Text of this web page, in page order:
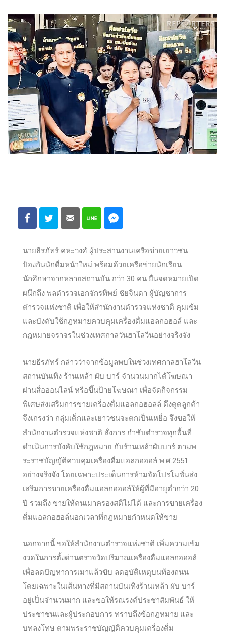
นายธีรภัทร์ คหะวงศ์ ผู้ประสานงานเครือข่ายเยาวชน
ป้องกันนักดื่มหน้าใหม่ พร้อมด้วยเครือข่ายนักเรียน
นักศึกษาจากหลายสถานบัน กว่า 30 คน ยื่นจดหมายเปิด
ผนึกถึง พลตำรวจเอกจักรทิพย์ ชัยจินดา ผู้บัญชาการ
ตำรวจแห่งชาติ เพื่อให้สำนักงานตำรวจแห่งชาติ คุมเข้ม
และบังคับใช้กฎหมายควบคุมเครื่องดื่มแอลกอฮอล์ และ
กฎหมายจราจรในช่วงเทศกาลวันฮาโลวีนอย่างจริงจัง
นายธีรภัทร์ กล่าวว่าจากข้อมูลพบในช่วงเทศกาลฮาโลวีน
สถานบันเทิง ร้านเหล้า ผับ บาร์ จำนวนมากได้โฆษณา
ผ่านสื่อออนไลน์ หรือขึ้นป้ายโฆษณา เพื่อจัดกิจกรรม
พิเศษส่งเสริมการขายเครื่องดื่มแอลกอฮอลล์ ดึงดูดลูกค้า
จึงเกรงว่า กลุ่มเด็กและเยาวชนจะตกเป็นเหยื่อ จึงขอให้
สำนักงานตำรวจแห่งชาติ สั่งการ กำชับตำรวจทุกพื้นที่
ดำเนินการบังคับใช้กฎหมาย กับร้านเหล้าผับบาร์ ตามพ
ระราชบัญญัติควบคุมเครื่องดื่มแอลกอฮอล์ พ.ศ.2551
อย่างจริงจัง โดยเฉพาะประเด็นการห้ามจัดโปรโมชั่นส่ง
เสริมการขายเครื่องดื่มแอลกอฮอล์ให้ผู้ที่มีอายุต่ำกว่า 20
ปี รวมถึง ขายให้คนเมาครองสติไม่ได้ และการขายเครื่อง
ดื่มแอลกอฮอล์นอกเวลาที่กฎหมายกำหนดให้ขาย
นอกจากนี้ ขอให้สำนักงานตำรวจแห่งชาติ เพิ่มความเข้ม
งวดในการตั้งด่านตรวจวัดปริมาณเครื่องดื่มแอลกอฮอล์
เพื่อลดปัญหาการเมาแล้วขับ ลดอุบัติเหตุบนท้องถนน
โดยเฉพาะในเส้นทางที่มีสถานบันเทิงร้านเหล้า ผับ บาร์
อยู่เป็นจำนวนมาก และขอให้รณรงค์ประชาสัมพันธ์ ให้
ประชาชนและผู้ประกอบการ ทราบถึงข้อกฎหมาย และ
บทลงโทษ ตามพระราชบัญญัติควบคุมเครื่องดื่ม